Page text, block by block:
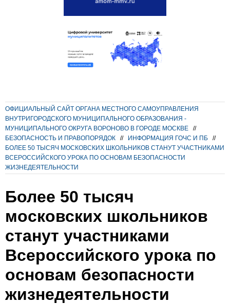
ОФИЦИАЛЬНЫЙ САЙТ ОРГАНА МЕСТНОГО САМОУПРАВЛЕНИЯ
ВНУТРИГОРОДСКОГО МУНИЦИПАЛЬНОГО ОБРАЗОВАНИЯ -
МУНИЦИПАЛЬНОГО ОКРУГА ВОРОНОВО В ГОРОДЕ МОСКВЕ
//
БЕЗОПАСНОСТЬ И ПРАВОПОРЯДОК
// ИНФОРМАЦИЯ ГОЧС И ПБ
//
БОЛЕЕ 50 ТЫСЯЧ МОСКОВСКИХ ШКОЛЬНИКОВ СТАНУТ УЧАСТНИКАМИ
ВСЕРОССИЙСКОГО УРОКА ПО ОСНОВАМ БЕЗОПАСНОСТИ
ЖИЗНЕДЕЯТЕЛЬНОСТИ
Более 50 тысяч
московских школьников
станут участниками
Всероссийского урока по
основам безопасности
жизнедеятельности